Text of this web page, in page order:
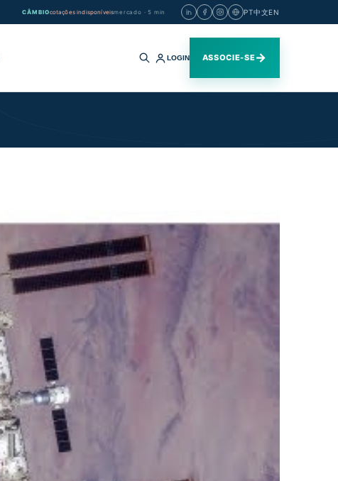
CÂMBIOcotações indisponíveismercado · 5 min PT中文EN
Buscar
site
LOGIN ASSOCIE-SE→